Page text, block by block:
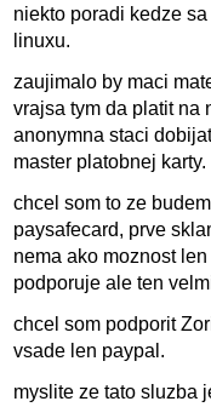
niekto poradi kedze
linuxu.
zaujimalo by maci
vrajsa tym da platit na
anonymna staci
master platobnej karty.
chcel som to ze
paysafecard, prve
nema ako moznost
podporuje ale ten
chcel som podporit
vsade len paypal.
myslite ze tato sluzba